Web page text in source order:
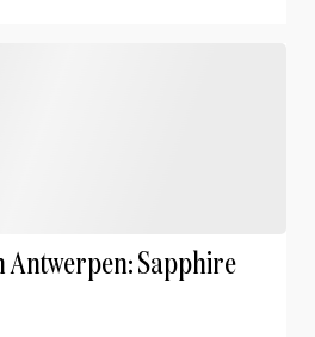
Antwerpen: Sapphire